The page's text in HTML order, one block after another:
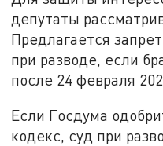
депутаты
Предлагается
при разводе, если
после 24 февраля
Если Госдума
кодекс, суд при